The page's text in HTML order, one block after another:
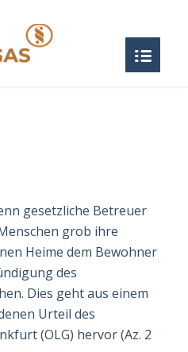
gesetzliche Betreuer
grob ihre
Heime dem Bewohner
des
Dies geht aus einem
Urteil des
(OLG) hervor (Az. 2